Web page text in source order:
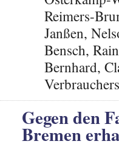
Reimers-
Janßen,
Bensch,
Bernhard,
Gegen den
Bremen